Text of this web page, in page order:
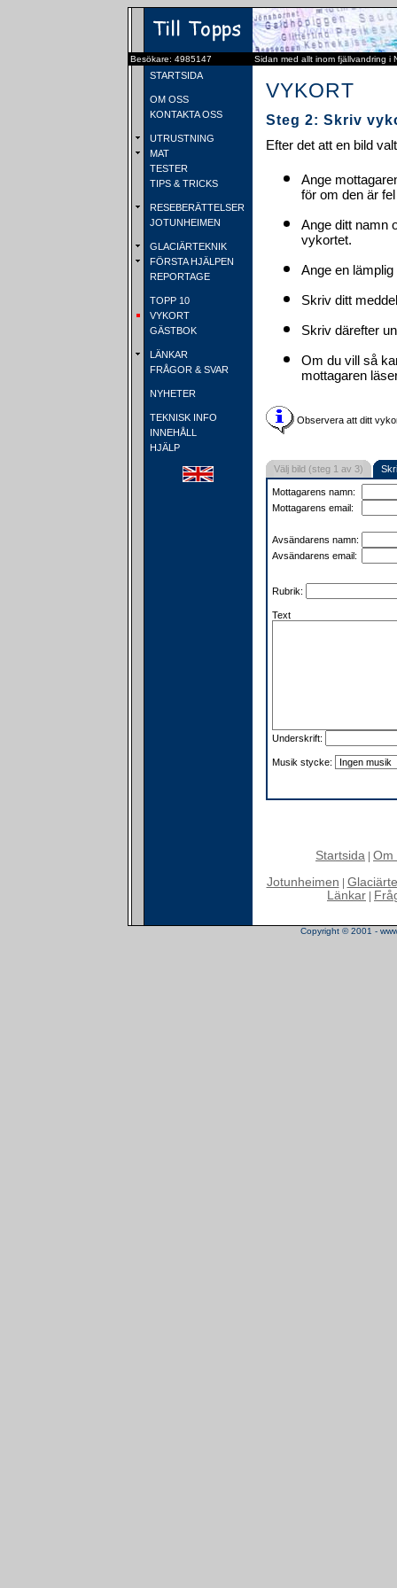
Besökare: 4985147 Sidan med allt inom fjällvandring i
STARTSIDA
OM OSS
KONTAKTA OSS
UTRUSTNING
MAT
TESTER
TIPS & TRICKS
RESEBERÄTTELSER
JOTUNHEIMEN
GLACIÄRTEKNIK
FÖRSTA HJÄLPEN
REPORTAGE
TOPP 10
VYKORT
GÄSTBOK
LÄNKAR
FRÅGOR & SVAR
NYHETER
TEKNISK INFO
INNEHÅLL
HJÄLP
VYKORT
Steg 2: Skriv
Efter det att en bild
Ange
för om den är
Ange ditt namn
vykortet.
Ange en lämplig
Skriv ditt
Skriv därefter
Om du vill så
mottagaren
Observera att ditt
Välj bild (steg 1 av 3)
Mottagarens namn:
Mottagarens email:
Avsändarens namn:
Avsändarens email:
Rubrik:
Text
Underskrift:
Musik stycke:
Startsida Om
Jotunheimen
Länkar
Copyright © 2001 -